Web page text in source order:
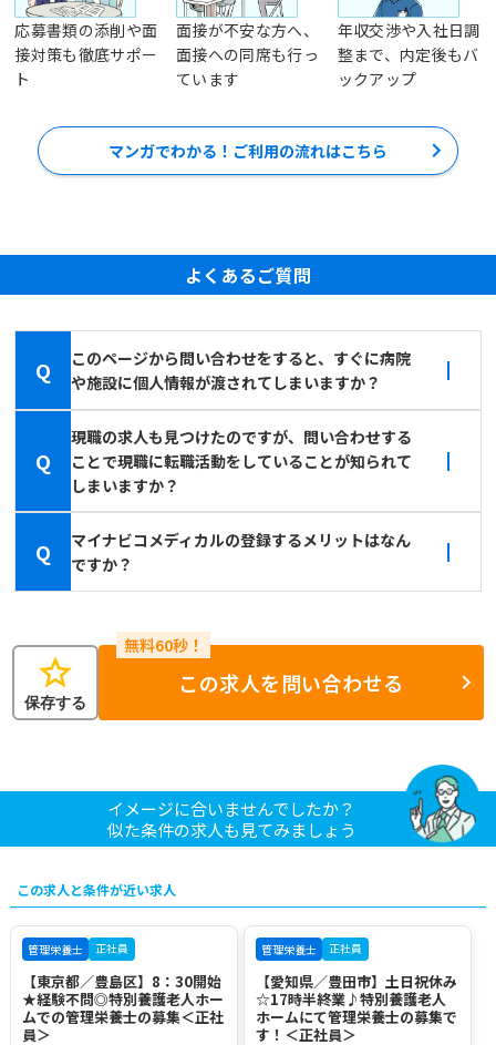
応募書類の添削や面
接対策も徹底サポー
ト
面接が不安な方へ、
面接への同席も行っ
ています
年収交渉や入社日調
整まで、内定後もバ
ックアップ
マンガでわかる！ご利用の流れはこちら
よくあるご質問
Q
このページから問い合わせをすると、すぐに病院
や施設に個人情報が渡されてしまいますか？
Q
現職の求人も見つけたのですが、問い合わせする
ことで現職に転職活動をしていることが知られて
しまいますか？
Q
マイナビコメディカルの登録するメリットはなん
ですか？
star
保存する
この求人を問い合わせる
イメージに合いませんでしたか？
似た条件の求人も見てみましょう
この求人と条件が近い求人
管理栄養士 正社員
【東京都／豊島区】8：30開始
★経験不問◎特別養護老人ホー
ムでの管理栄養士の募集＜正社
員＞
管理栄養士 正社員
【愛知県／豊田市】土日祝休み
☆17時半終業♪特別養護老人
ホームにて管理栄養士の募集で
す！＜正社員＞